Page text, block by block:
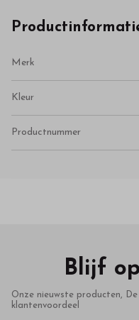
Merk
Kleur
Productnummer
Blijf
Onze nieuwste producten,
klantenvoordeel